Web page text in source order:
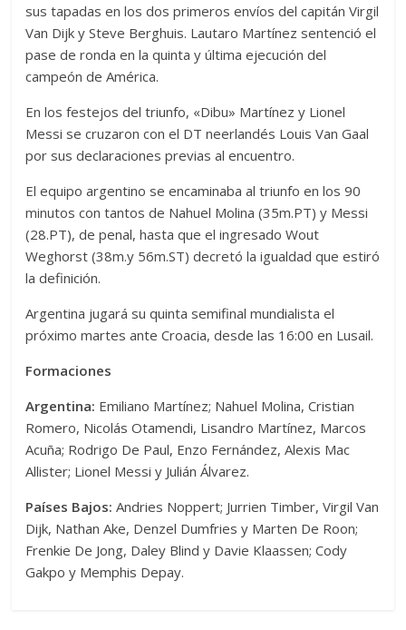
sus tapadas en los dos primeros envíos del capitán Virgil
Van Dijk y Steve Berghuis. Lautaro Martínez sentenció el
pase de ronda en la quinta y última ejecución del
campeón de América.
En los festejos del triunfo, «Dibu» Martínez y Lionel
Messi se cruzaron con el DT neerlandés Louis Van Gaal
por sus declaraciones previas al encuentro.
El equipo argentino se encaminaba al triunfo en los 90
minutos con tantos de Nahuel Molina (35m.PT) y Messi
(28.PT), de penal, hasta que el ingresado Wout
Weghorst (38m.y 56m.ST) decretó la igualdad que estiró
la definición.
Argentina jugará su quinta semifinal mundialista el
próximo martes ante Croacia, desde las 16:00 en Lusail.
Formaciones
Argentina: Emiliano Martínez; Nahuel Molina, Cristian
Romero, Nicolás Otamendi, Lisandro Martínez, Marcos
Acuña; Rodrigo De Paul, Enzo Fernández, Alexis Mac
Allister; Lionel Messi y Julián Álvarez.
Países Bajos:Andries Noppert; Jurrien Timber, Virgil Van
Dijk, Nathan Ake, Denzel Dumfries y Marten De Roon;
Frenkie De Jong, Daley Blind y Davie Klaassen; Cody
Gakpo y Memphis Depay.